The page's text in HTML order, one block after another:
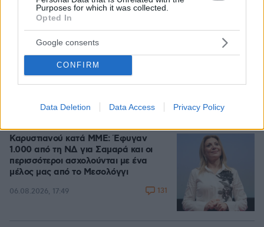
Purposes for which it was collected.
Opted In
Google consents
CONFIRM
Data Deletion Data Access Privacy Policy
ΠΑΟΚ - Άντερλεχτ 0-1 (Β' ημίχρονο):
Παλεύει για την ισοφάριση ο
«Δικέφαλος», έχασε πέναλτι ο
Μιχαηλίδης, δείτε το γκολ
Καρυστιανού κατά ΜΜΕ: Έφυγαν
1.000 από τη ΝΔ για Σαμαρά και οι
περισσότεροι ασχολούνται με ένα
μέλος μας από το Μεσολόγγι
06.08.2026, 17:49 131